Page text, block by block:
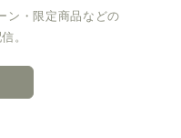
ン・限定商品などの
。